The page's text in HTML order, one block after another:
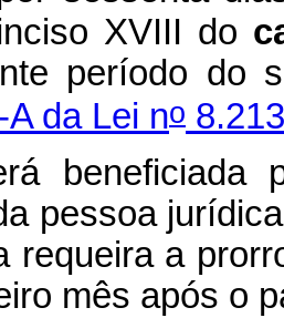
XVIII do
período do
da Lei no
beneficiada
pessoa
requeira a
mês após o